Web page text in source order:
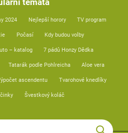
2024 Nejlepší horory TV program
Počasí Kdy budou volby
– katalog 7 pádů Honzy Dědka
Tatarák podle Pohlreicha Aloe vera
ascendentu Tvarohové knedlíky
Švestkový koláč